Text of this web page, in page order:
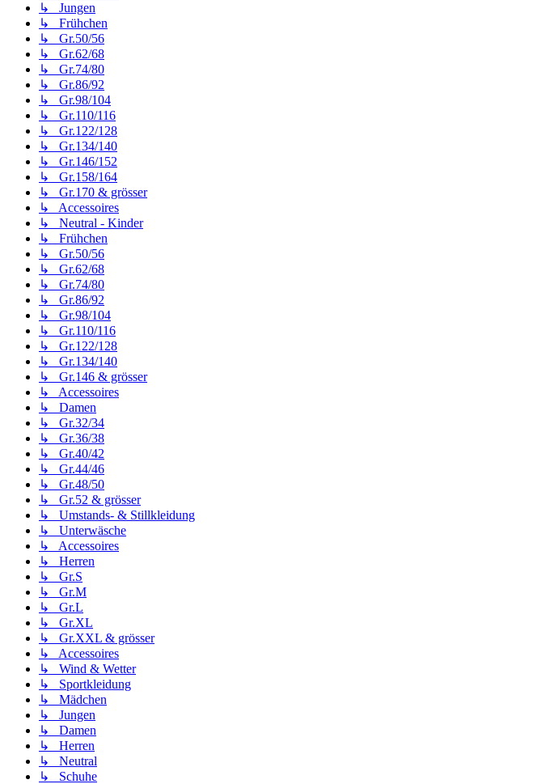
↳ Jungen
↳ Frühchen
↳ Gr.50/56
↳ Gr.62/68
↳ Gr.74/80
↳ Gr.86/92
↳ Gr.98/104
↳ Gr.110/116
↳ Gr.122/128
↳ Gr.134/140
↳ Gr.146/152
↳ Gr.158/164
↳ Gr.170 & grösser
↳ Accessoires
↳ Neutral - Kinder
↳ Frühchen
↳ Gr.50/56
↳ Gr.62/68
↳ Gr.74/80
↳ Gr.86/92
↳ Gr.98/104
↳ Gr.110/116
↳ Gr.122/128
↳ Gr.134/140
↳ Gr.146 & grösser
↳ Accessoires
↳ Damen
↳ Gr.32/34
↳ Gr.36/38
↳ Gr.40/42
↳ Gr.44/46
↳ Gr.48/50
↳ Gr.52 & grösser
↳ Umstands- & Stillkleidung
↳ Unterwäsche
↳ Accessoires
↳ Herren
↳ Gr.S
↳ Gr.M
↳ Gr.L
↳ Gr.XL
↳ Gr.XXL & grösser
↳ Accessoires
↳ Wind & Wetter
↳ Sportkleidung
↳ Mädchen
↳ Jungen
↳ Damen
↳ Herren
↳ Neutral
↳ Schuhe